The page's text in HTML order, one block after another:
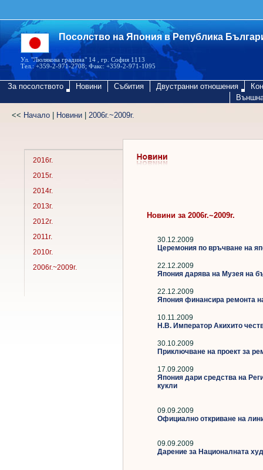
Посолство на Япония в Република
Ул. "Люлякова градина" 14 , гр. София 1113
Тел.: +359-2-971-2708; Факс: +359-2-971-1095
За посолството Новини Събития Двустранни отношения
<< Начало Новини 2006г.~2009г.
2016г.
2015г.
2014г.
2013г.
2012г.
2011г.
2010г.
2006г.~2009г.
Новини за 2006г.~2009г.
30.12.2009
Церемония по връчване на
22.12.2009
Япония дарява на Музея на
22.12.2009
Япония финансира ремонта
10.11.2009
Н.В. Император Акихито
30.10.2009
Приключване на проект за
17.09.2009
Япония дари средства на
кукли
09.09.2009
Официално откриване на
09.09.2009
Дарение за Националната